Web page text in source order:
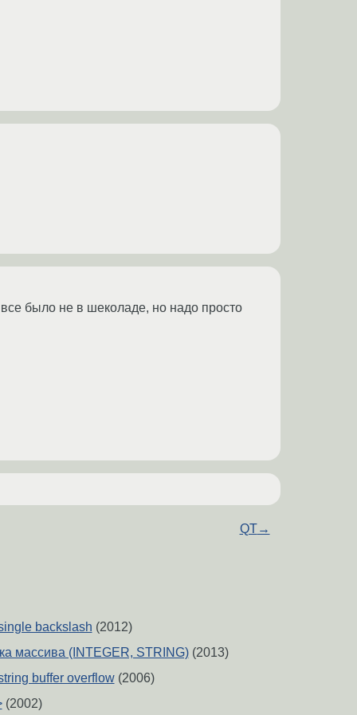
было не в шеколаде, но надо просто
QT→
backslash (2012)
массива (INTEGER, STRING)(2013)
buffer overflow(2006)
(2002)